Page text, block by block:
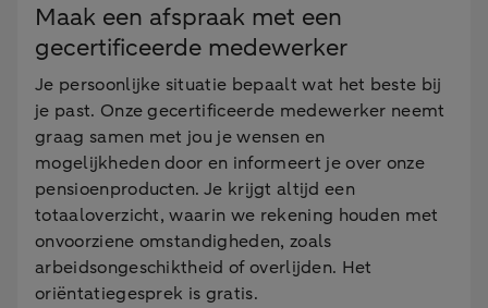
Maak een afspraak met een
gecertificeerde medewerker
Je persoonlijke situatie bepaalt wat het beste bij
je past. Onze gecertificeerde medewerker neemt
graag samen met jou je wensen en
mogelijkheden door en informeert je over onze
pensioenproducten. Je krijgt altijd een
totaaloverzicht, waarin we rekening houden met
onvoorziene omstandigheden, zoals
arbeidsongeschiktheid of overlijden. Het
oriëntatiegesprek is gratis.